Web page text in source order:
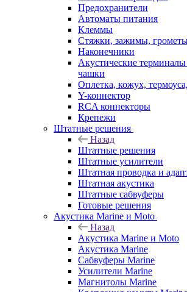
Предохранители
Автоматы питания
Клеммы
Стяжки, зажимы,
Наконечники
Акустические
чашки
Оплетка, кожух,
Y-коннектор
RCA коннекторы
Крепежи
Штатные решения
Назад
Штатные решения
Штатные усилители
Штатная проводка и
Штатная акустика
Штатные сабвуферы
Готовые решения
Акустика Marine и Moto
Назад
Акустика Marine и Moto
Акустика Marine
Сабвуферы Marine
Усилители Marine
Магнитолы Marine